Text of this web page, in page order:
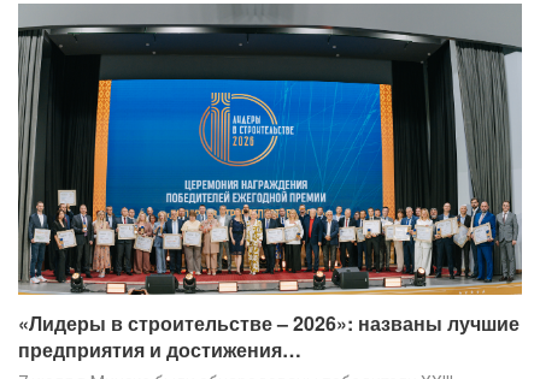
«Лидеры в строительстве – 2026»: названы лучшие
предприятия и достижения…